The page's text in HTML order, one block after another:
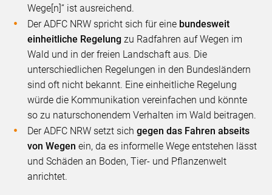
Wege[n]“ ist ausreichend.
Der ADFC NRW spricht sich für eine bundesweit
einheitliche Regelung zu Radfahren auf Wegen im
Wald und in der freien Landschaft aus. Die
unterschiedlichen Regelungen in den Bundesländern
sind oft nicht bekannt. Eine einheitliche Regelung
würde die Kommunikation vereinfachen und könnte
so zu naturschonendem Verhalten im Wald beitragen.
Der ADFC NRW setzt sichgegen das Fahren abseits
von Wegen ein, da es informelle Wege entstehen lässt
und Schäden an Boden, Tier- und Pflanzenwelt
anrichtet.